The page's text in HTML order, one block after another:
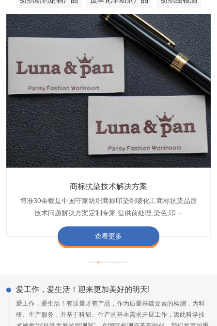
商标抗染技术解决方案
博准30余载是中国守家纺织商标印染织唛化工商标抗染品质
技术问题解决方案定制专家,提供前处理,染色,印···
查看更多
织带商标缩水技术解决方案
博准是一家专注30余载设计研发织唛印唛商标、织带织带商
标缩水品质技术问题解决方案一站式服务提供商,匠···
查看更多
服装色差技术解决方案
博准30余载专注提供纺织品印唛、织唛织造服装色差品质问
题技术解决方案一站式服务商,以其精湛的技术,科···
查看更多
纺织品商标固色剂
博准经营多年是行业专业纺织品商标固色助剂,TJ-A622,TJ-
A622,FSD,FSE商标固色剂加···
查看更多
皮革湿摩擦增进剂
博准长期致力于皮革商标湿摩擦增进助剂TJ-A6588,湿摩擦
增进剂加工定制服务技术研究与应用,凭借丰···
查看更多
爱工作，爱生活！迎来更加美好的明天!
爱工作，爱生活！有质量才有产品，作为质量基础要素的检测，为科
研、生产服务，并基于科研、生产的基本需求开展工作，因此科学技